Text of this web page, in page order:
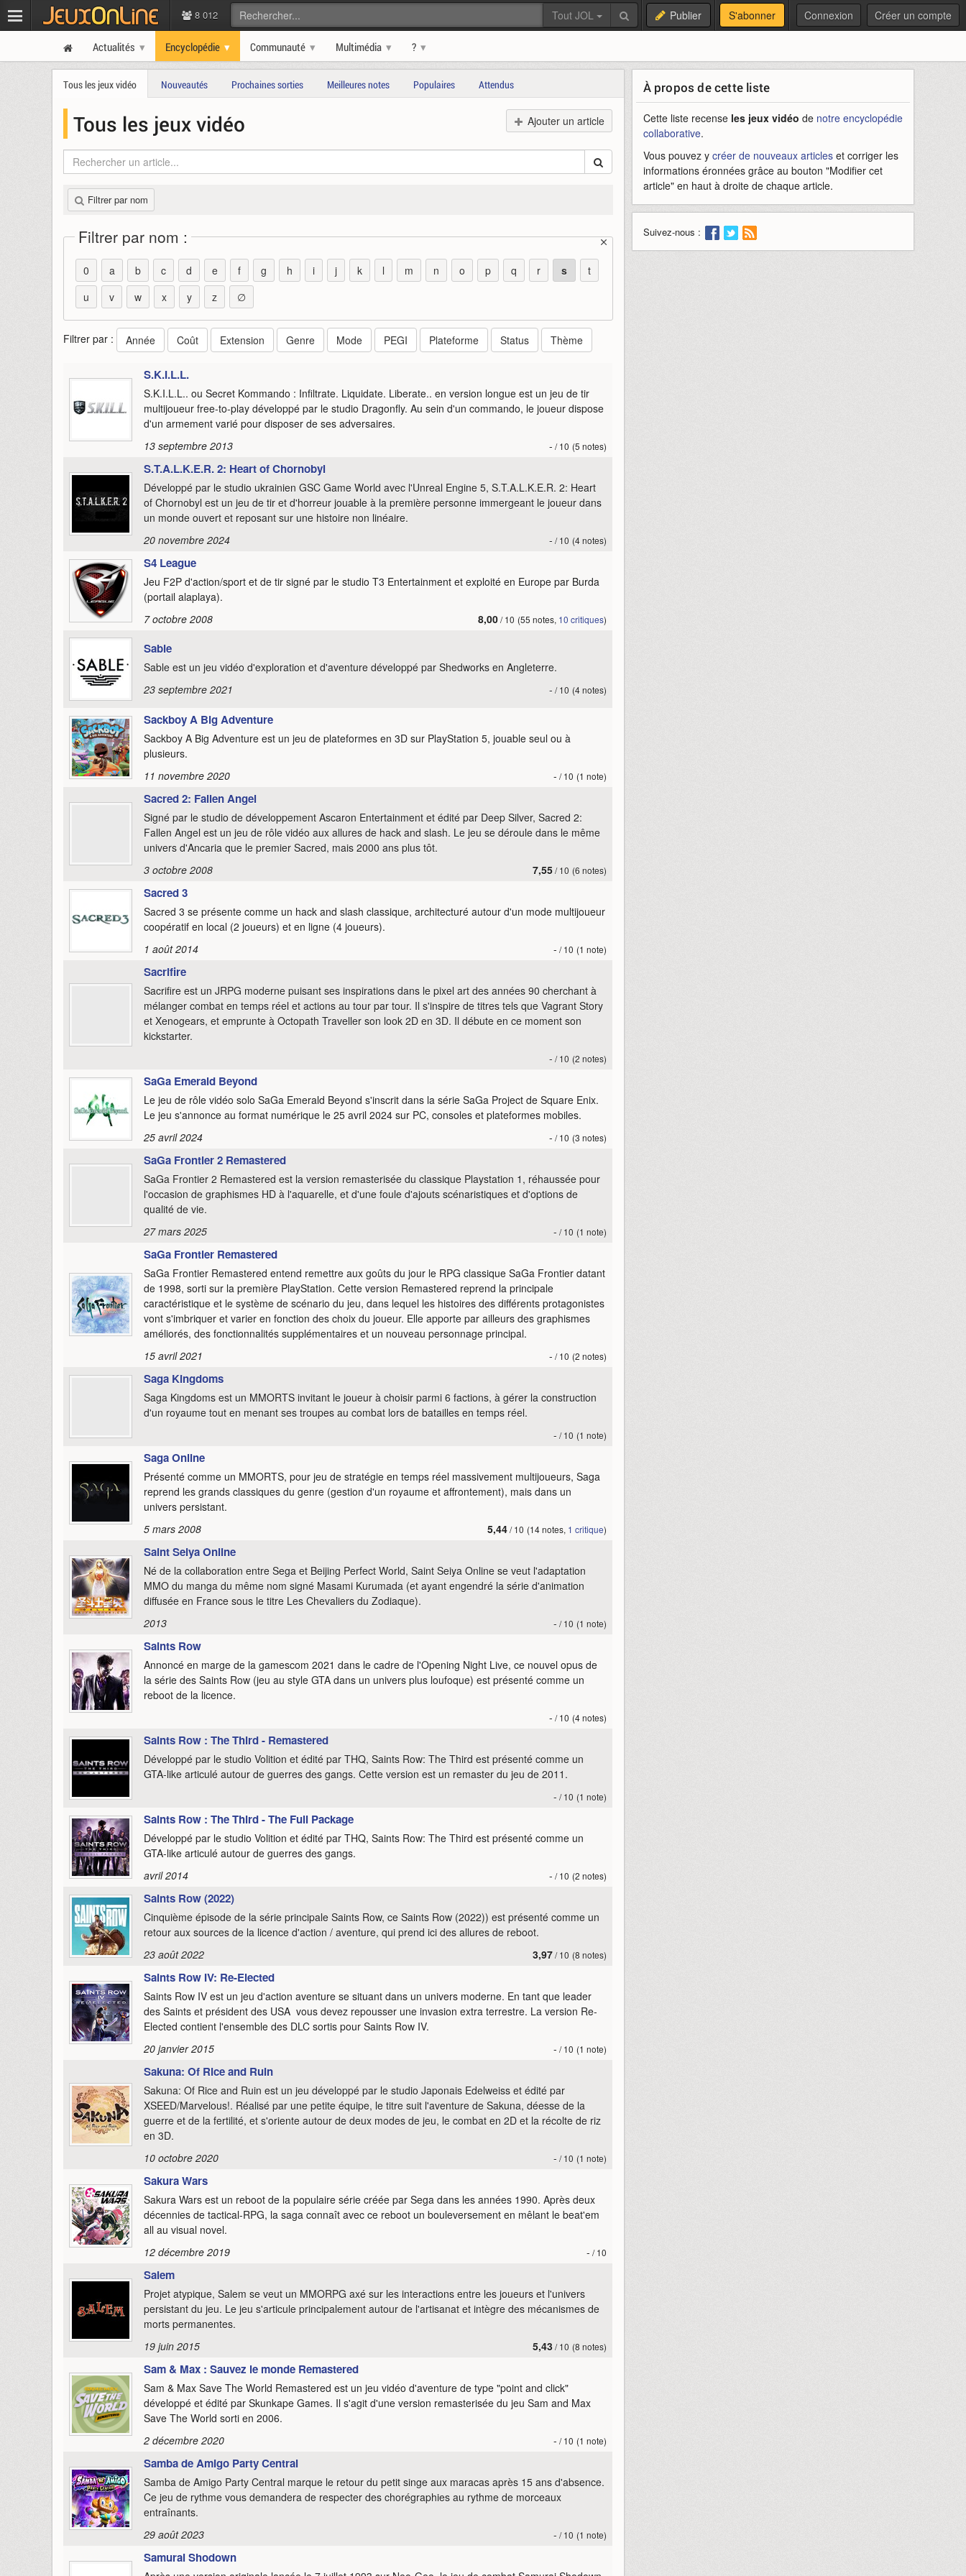
8 012 Tout JOL Publier S'abonner Connexion Créer un compte
Actualités Encyclopédie Communauté Multimédia ?
Tous les jeux vidéo Nouveautés Prochaines sorties Meilleures notes Populaires Attendus
Ajouter un article
Tous les jeux vidéo
Filtrer par nom
Filtrer par nom :
0 a b c d e f g h i j k l m n o p q r s
t
u
v w x y z ∅
Filtrer par : Année Coût Extension Genre Mode PEGI Plateforme Status Thème
S.K.I.L.L.
S.K.I.L.L.. ou Secret Kommando : Infiltrate. Liquidate. Liberate.. en version longue est un jeu de tir
multijoueur free-to-play développé par le studio Dragonfly. Au sein d'un commando, le joueur dispose
d'un armement varié pour disposer de ses adversaires.
13 septembre 2013
- / 10 (5 notes)
S.T.A.L.K.E.R. 2: Heart of Chornobyl
Développé par le studio ukrainien GSC Game World avec l'Unreal Engine 5, S.T.A.L.K.E.R. 2: Heart
of Chornobyl est un jeu de tir et d'horreur jouable à la première personne immergeant le joueur dans
un monde ouvert et reposant sur une histoire non linéaire.
20 novembre 2024
- / 10 (4 notes)
S4 League
Jeu F2P d'action/sport et de tir signé par le studio T3 Entertainment et exploité en Europe par Burda
(portail alaplaya).
7 octobre 2008
8,00/ 10 (55 notes, 10 critiques)
Sable
Sable est un jeu vidéo d'exploration et d'aventure développé par Shedworks en Angleterre.
23 septembre 2021
- / 10 (4 notes)
Sackboy A Big Adventure
Sackboy A Big Adventure est un jeu de plateformes en 3D sur PlayStation 5, jouable seul ou à
plusieurs.
11 novembre 2020
- / 10 (1 note)
Sacred 2: Fallen Angel
Signé par le studio de développement Ascaron Entertainment et édité par Deep Silver, Sacred 2:
Fallen Angel est un jeu de rôle vidéo aux allures de hack and slash. Le jeu se déroule dans le même
univers d'Ancaria que le premier Sacred, mais 2000 ans plus tôt.
3 octobre 2008
7,55/ 10 (6 notes)
Sacred 3
Sacred 3 se présente comme un hack and slash classique, architecturé autour d'un mode multijoueur
coopératif en local (2 joueurs) et en ligne (4 joueurs).
1 août 2014
- / 10 (1 note)
Sacrifire
Sacrifire est un JRPG moderne puisant ses inspirations dans le pixel art des années 90 cherchant à
mélanger combat en temps réel et actions au tour par tour. Il s'inspire de titres tels que Vagrant Story
et Xenogears, et emprunte à Octopath Traveller son look 2D en 3D. Il débute en ce moment son
kickstarter.
- / 10 (2 notes)
SaGa Emerald Beyond
Le jeu de rôle vidéo solo SaGa Emerald Beyond s'inscrit dans la série SaGa Project de Square Enix.
Le jeu s'annonce au format numérique le 25 avril 2024 sur PC, consoles et plateformes mobiles.
25 avril 2024
- / 10 (3 notes)
SaGa Frontier 2 Remastered
SaGa Frontier 2 Remastered est la version remasterisée du classique Playstation 1, réhaussée pour
l'occasion de graphismes HD à l'aquarelle, et d'une foule d'ajouts scénaristiques et d'options de
qualité de vie.
27 mars 2025
- / 10 (1 note)
SaGa Frontier Remastered
SaGa Frontier Remastered entend remettre aux goûts du jour le RPG classique SaGa Frontier datant
de 1998, sorti sur la première PlayStation. Cette version Remastered reprend la principale
caractéristique et le système de scénario du jeu, dans lequel les histoires des différents protagonistes
vont s'imbriquer et varier en fonction des choix du joueur. Elle apporte par ailleurs des graphismes
améliorés, des fonctionnalités supplémentaires et un nouveau personnage principal.
15 avril 2021
- / 10 (2 notes)
Saga Kingdoms
Saga Kingdoms est un MMORTS invitant le joueur à choisir parmi 6 factions, à gérer la construction
d'un royaume tout en menant ses troupes au combat lors de batailles en temps réel.
- / 10 (1 note)
Saga Online
Présenté comme un MMORTS, pour jeu de stratégie en temps réel massivement multijoueurs, Saga
reprend les grands classiques du genre (gestion d'un royaume et affrontement), mais dans un
univers persistant.
5 mars 2008
5,44/ 10 (14 notes, 1 critique)
Saint Seiya Online
Né de la collaboration entre Sega et Beijing Perfect World, Saint Seiya Online se veut l'adaptation
MMO du manga du même nom signé Masami Kurumada (et ayant engendré la série d'animation
diffusée en France sous le titre Les Chevaliers du Zodiaque).
2013
- / 10 (1 note)
Saints Row
Annoncé en marge de la gamescom 2021 dans le cadre de l'Opening Night Live, ce nouvel opus de
la série des Saints Row (jeu au style GTA dans un univers plus loufoque) est présenté comme un
reboot de la licence.
- / 10 (4 notes)
Saints Row : The Third - Remastered
Développé par le studio Volition et édité par THQ, Saints Row: The Third est présenté comme un
GTA-like articulé autour de guerres des gangs. Cette version est un remaster du jeu de 2011.
- / 10 (1 note)
Saints Row : The Third - The Full Package
Développé par le studio Volition et édité par THQ, Saints Row: The Third est présenté comme un
GTA-like articulé autour de guerres des gangs.
avril 2014
- / 10 (2 notes)
Saints Row (2022)
Cinquième épisode de la série principale Saints Row, ce Saints Row (2022)) est présenté comme un
retour aux sources de la licence d'action / aventure, qui prend ici des allures de reboot.
23 août 2022
3,97/ 10 (8 notes)
Saints Row IV: Re-Elected
Saints Row IV est un jeu d'action aventure se situant dans un univers moderne. En tant que leader
des Saints et président des USA vous devez repousser une invasion extra terrestre. La version Re-
Elected contient l'ensemble des DLC sortis pour Saints Row IV.
20 janvier 2015
- / 10 (1 note)
Sakuna: Of Rice and Ruin
Sakuna: Of Rice and Ruin est un jeu développé par le studio Japonais Edelweiss et édité par
XSEED/Marvelous!. Réalisé par une petite équipe, le titre suit l'aventure de Sakuna, déesse de la
guerre et de la fertilité, et s'oriente autour de deux modes de jeu, le combat en 2D et la récolte de riz
en 3D.
10 octobre 2020
- / 10 (1 note)
Sakura Wars
Sakura Wars est un reboot de la populaire série créée par Sega dans les années 1990. Après deux
décennies de tactical-RPG, la saga connaît avec ce reboot un bouleversement en mêlant le beat'em
all au visual novel.
12 décembre 2019
- / 10
Salem
Projet atypique, Salem se veut un MMORPG axé sur les interactions entre les joueurs et l'univers
persistant du jeu. Le jeu s'articule principalement autour de l'artisanat et intègre des mécanismes de
morts permanentes.
19 juin 2015
5,43/ 10 (8 notes)
Sam & Max : Sauvez le monde Remastered
Sam & Max Save The World Remastered est un jeu vidéo d'aventure de type "point and click"
développé et édité par Skunkape Games. Il s'agit d'une version remasterisée du jeu Sam and Max
Save The World sorti en 2006.
2 décembre 2020
- / 10 (1 note)
Samba de Amigo Party Central
Samba de Amigo Party Central marque le retour du petit singe aux maracas après 15 ans d'absence.
Ce jeu de rythme vous demandera de respecter des chorégraphies au rythme de morceaux
entraînants.
29 août 2023
- / 10 (1 note)
Samurai Shodown
À propos de cette liste
Cette liste recense les jeux vidéo de notre encyclopédie
collaborative.
Vous pouvez y créer de nouveaux articleset corriger les
informations éronnées grâce au bouton "Modifier cet
article" en haut à droite de chaque article.
Suivez-nous :